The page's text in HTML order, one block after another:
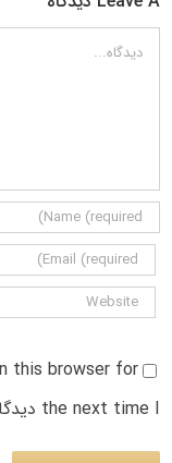
دیدگاه
this browser for
the next time I دیدگاه.